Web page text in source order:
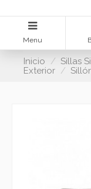
Menu
Inicio Sillas
Exterior